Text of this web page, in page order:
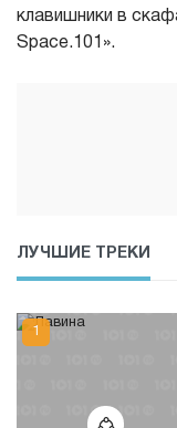
клавишники в
Space.101».
ЛУЧШИЕ ТРЕКИ